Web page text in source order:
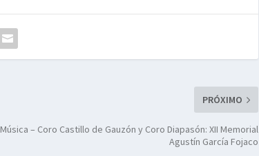
PRÓXIMO
Música – Coro Castillo de Gauzón y Coro Diapasón: XII Memorial
Agustín García Fojaco